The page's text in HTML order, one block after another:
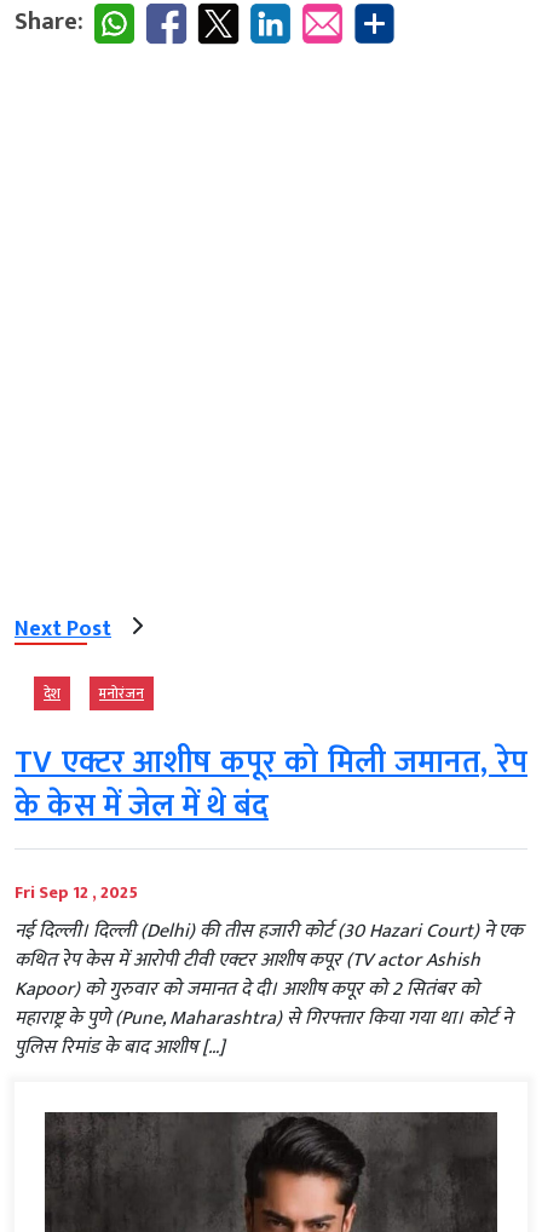
Share:
Next Post
देश मनोरंजन
TV एक्टर आशीष कपूर को मिली जमानत, रेप
के केस में जेल में थे बंद
Fri Sep 12 , 2025
नई दिल्ली। दिल्ली (Delhi) की तीस हजारी कोर्ट (30 Hazari Court) ने एक
कथित रेप केस में आरोपी टीवी एक्टर आशीष कपूर (TV actor Ashish
Kapoor) को गुरुवार को जमानत दे दी। आशीष कपूर को 2 सितंबर को
महाराष्ट्र के पुणे (Pune, Maharashtra) से गिरफ्तार किया गया था। कोर्ट ने
पुलिस रिमांड के बाद आशीष […]